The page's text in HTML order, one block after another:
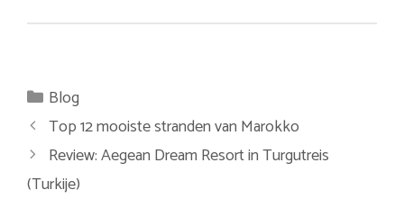
Categorieën
Blog
Top 12 mooiste stranden van Marokko
Review: Aegean Dream Resort in Turgutreis
(Turkije)